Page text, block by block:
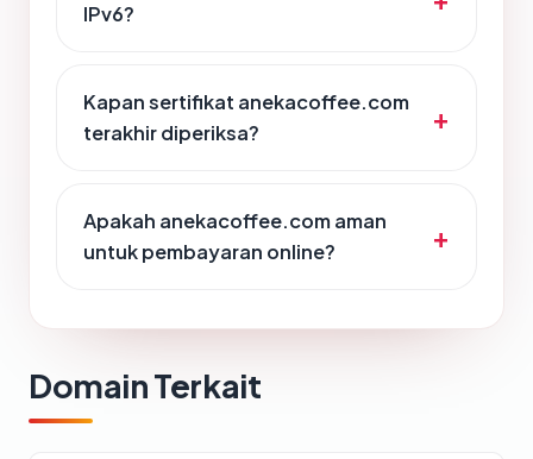
IPv6?
Kapan sertifikat anekacoffee.com
terakhir diperiksa?
Apakah anekacoffee.com aman
untuk pembayaran online?
Domain Terkait